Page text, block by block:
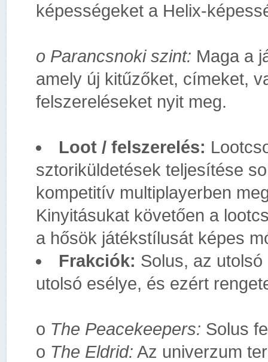
képességeket a Helix-
o Parancsnoki szint: Maga a
amely új kitűzőket, címeket,
felszereléseket nyit meg.
Loot / felszerelés:
sztoriküldetések teljesítése
kompetitív multiplayerben
Kinyitásukat követően a
a hősök játékstílusát képes
Frakciók: Solus, az
utolsó esélye, és ezért
o The Peacekeepers: Solus
o The Eldrid: Az univerzum